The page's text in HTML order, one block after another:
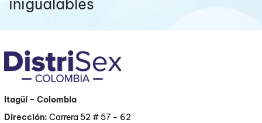
inigualables
Itagüí– Colombia
Dirección: Carrera 52 # 57 – 62